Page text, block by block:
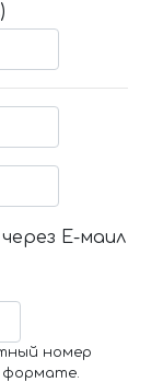
Е-маил
номер